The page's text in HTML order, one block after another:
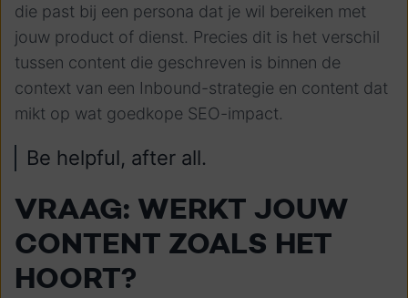
die past bij een persona dat je wil bereiken met
jouw product of dienst. Precies dit is het verschil
tussen content die geschreven is binnen de
context van een Inbound-strategie en content dat
mikt op wat goedkope SEO-impact.
Be helpful, after all.
VRAAG: WERKT JOUW
CONTENT ZOALS HET
HOORT?